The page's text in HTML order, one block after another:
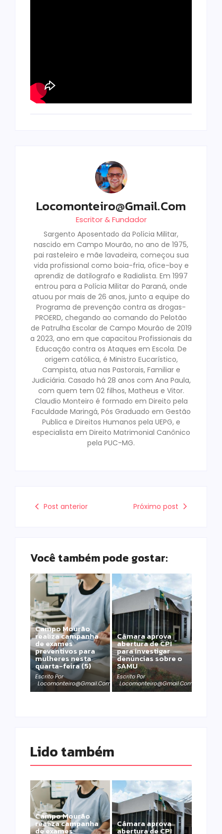
Locomonteiro@gmail.com
Escritor & Fundador
Sargento Aposentado da Polícia Militar,
nascido em Campo Mourão, no ano de 1975,
pai rasteleiro e mãe lavadeira, começou sua
vida profissional como boia-fria, ofice-boy e
aprendiz de datilografo e Radialista. Em 1997
entrou para a Polícia Militar do Paraná, onde
atuou por mais de 26 anos, junto a equipe do
Programa de prevenção contra as drogas-
PROERD, chegando ao comando do Pelotão
de Patrulha Escolar de Campo Mourão de 2019
a 2023, ano em que capacitou Profissionais da
Educação contra os Ataques em Escola. De
origem católica, é Ministro Eucarístico,
Campista, atua nas Pastorais, Familiar e
Judiciária. Casado há 28 anos com Ana Paula,
com quem tem 02 filhos, Matheus e Vitor.
Claudio Monteiro é formado em Direito pela
Faculdade Maringá, Pós Graduado em Gestão
Publica e Direitos Humanos pela UEPG, e
especialista em Direito Matrimonial Canônico
pela PUC-MG.
Post anterior Próximo post
Você também pode gostar:
Campo Mourão
realiza campanha
de exames
preventivos para
mulheres nesta
quarta-feira (5)
Escrito Por
Locomonteiro@gmail.com
Câmara aprova
abertura de CPI
para investigar
denúncias sobre o
SAMU
Escrito Por
Locomonteiro@gmail.com
Lido também
Campo Mourão
realiza campanha
de exames
Câmara aprova
abertura de CPI